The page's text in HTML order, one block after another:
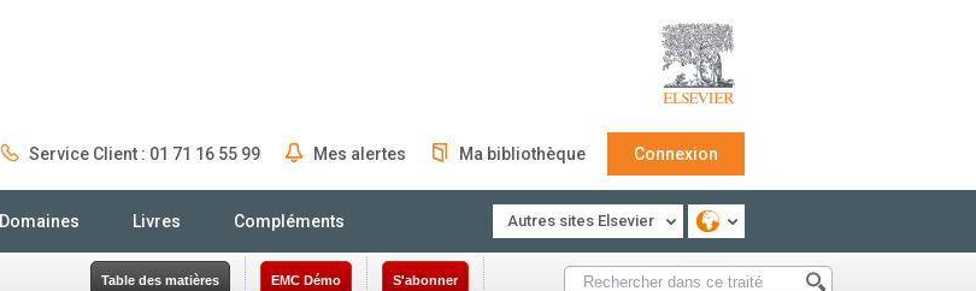
Service Client : 01 71 16 55 99 Mes alertes Ma bibliothèque Connexion
Domaines Livres Compléments Autres sites Elsevier
Table des matières EMC Démo S'abonner